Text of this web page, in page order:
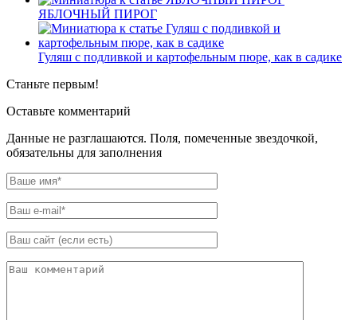
ЯБЛОЧНЫЙ ПИРОГ
Гуляш с подливкой и картофельным пюре, как в садике
Станьте первым!
Оставьте комментарий
Данные не разглашаются. Поля, помеченные звездочкой,
обязательны для заполнения